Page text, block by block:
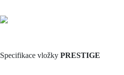
Specifikace vložky PRESTIGE